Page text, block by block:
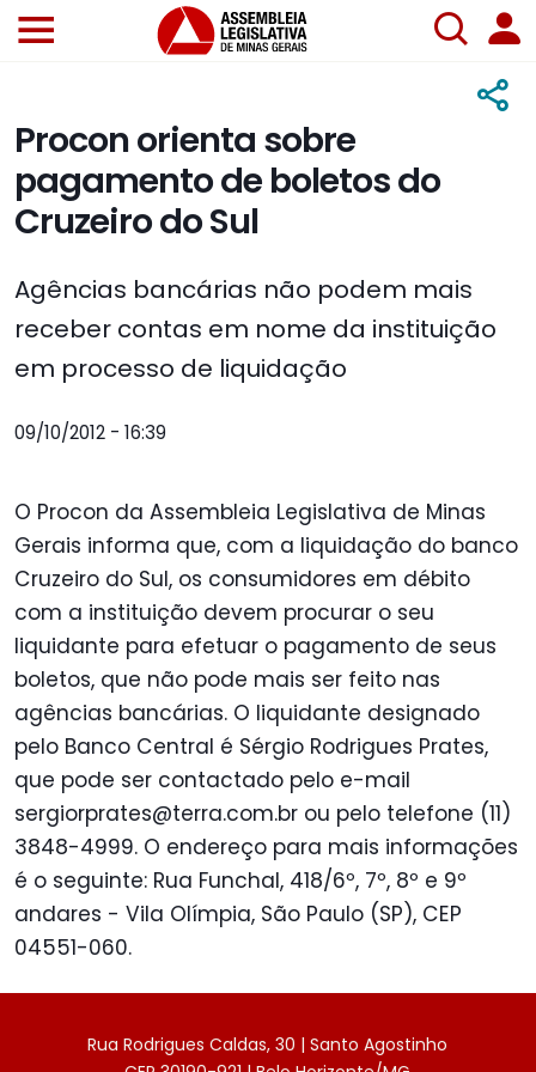
Procon orienta sobre
pagamento de boletos do
Cruzeiro do Sul
Agências bancárias não podem mais
receber contas em nome da instituição
em processo de liquidação
09/10/2012 - 16:39
O Procon da Assembleia Legislativa de Minas
Gerais informa que, com a liquidação do banco
Cruzeiro do Sul, os consumidores em débito
com a instituição devem procurar o seu
liquidante para efetuar o pagamento de seus
boletos, que não pode mais ser feito nas
agências bancárias. O liquidante designado
pelo Banco Central é Sérgio Rodrigues Prates,
que pode ser contactado pelo e-mail
sergiorprates@terra.com.br ou pelo telefone (11)
3848-4999. O endereço para mais informações
é o seguinte: Rua Funchal, 418/6º, 7º, 8º e 9º
andares - Vila Olímpia, São Paulo (SP), CEP
04551-060.
Rua Rodrigues Caldas, 30 | Santo Agostinho